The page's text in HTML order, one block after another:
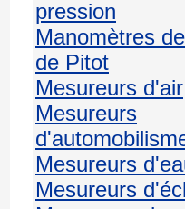
pression
Manomètres
de Pitot
Mesureurs d'air
Mesureurs
Mesureurs
Mesureurs